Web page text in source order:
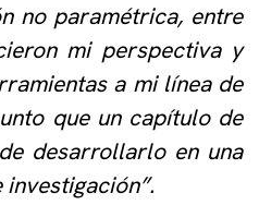
no paramétrica, entre
mi perspectiva y
a mi línea de
que un capítulo de
desarrollarlo en una